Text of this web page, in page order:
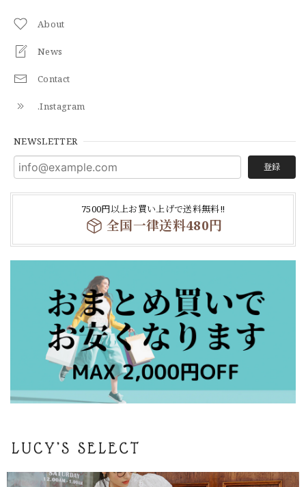
About
News
Contact
.Instagram
NEWSLETTER
登録
7500円以上お買い上げで送料無料‼
全国一律送料480円